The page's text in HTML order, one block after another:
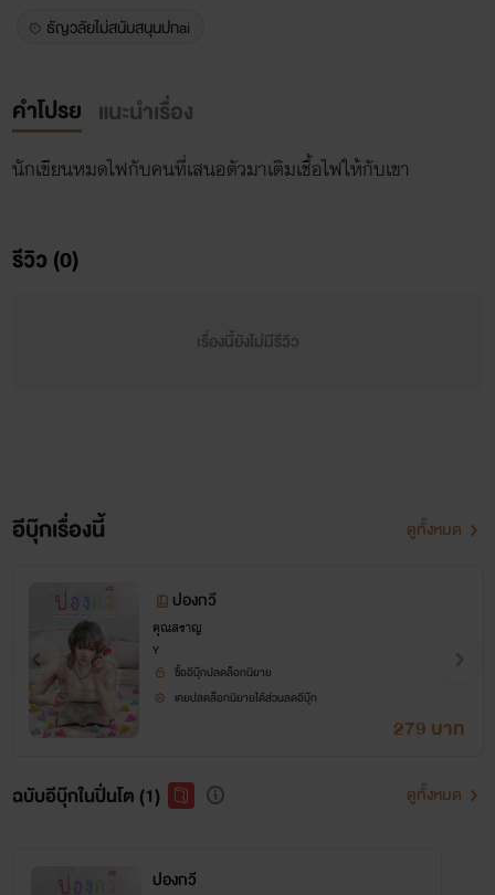
ธัญวลัยไม่สนับสนุนปกai
คำโปรย แนะนำเรื่อง
นักเขียนหมดไฟกับคนที่เสนอตัวมาเติมเชื้อไฟให้กับเขา
รีวิว (0)
เรื่องนี้ยังไม่มีรีวิว
อีบุ๊กเรื่องนี้ ดูทั้งหมด
ปองกวี
คุณสราญ
Y
ซื้ออีบุ๊กปลดล็อกนิยาย
เคยปลดล็อกนิยายได้ส่วนลดอีบุ๊ก
279 บาท
ฉบับอีบุ๊กในปิ่นโต (1) ดูทั้งหมด
ปองกวี